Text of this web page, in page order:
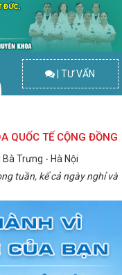
| TƯ VẤN
QUỐC TẾ CỘNG ĐỒNG
Trưng - Hà Nội
tuần, kể cả ngày nghỉ và